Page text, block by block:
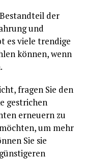
der
und
es viele trendige
können, wenn
fragen Sie den
gestrichen
erneuern zu
um mehr
Sie sie